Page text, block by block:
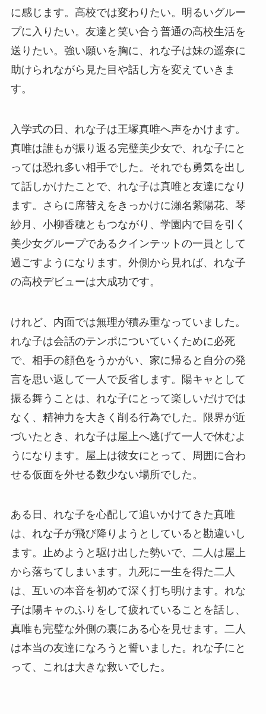
に感じます。高校では変わりたい。明るいグルー
プに入りたい。友達と笑い合う普通の高校生活を
送りたい。強い願いを胸に、れな子は妹の遥奈に
助けられながら見た目や話し方を変えていきま
す。
入学式の日、れな子は王塚真唯へ声をかけます。
真唯は誰もが振り返る完璧美少女で、れな子にと
っては恐れ多い相手でした。それでも勇気を出し
て話しかけたことで、れな子は真唯と友達になり
ます。さらに席替えをきっかけに瀬名紫陽花、琴
紗月、小柳香穂ともつながり、学園内で目を引く
美少女グループであるクインテットの一員として
過ごすようになります。外側から見れば、れな子
の高校デビューは大成功です。
けれど、内面では無理が積み重なっていました。
れな子は会話のテンポについていくために必死
で、相手の顔色をうかがい、家に帰ると自分の発
言を思い返して一人で反省します。陽キャとして
振る舞うことは、れな子にとって楽しいだけでは
なく、精神力を大きく削る行為でした。限界が近
づいたとき、れな子は屋上へ逃げて一人で休むよ
うになります。屋上は彼女にとって、周囲に合わ
せる仮面を外せる数少ない場所でした。
ある日、れな子を心配して追いかけてきた真唯
は、れな子が飛び降りようとしていると勘違いし
ます。止めようと駆け出した勢いで、二人は屋上
から落ちてしまいます。九死に一生を得た二人
は、互いの本音を初めて深く打ち明けます。れな
子は陽キャのふりをして疲れていることを話し、
真唯も完璧な外側の裏にある心を見せます。二人
は本当の友達になろうと誓いました。れな子にと
って、これは大きな救いでした。